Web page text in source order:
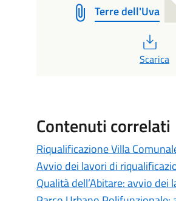
Terre dell'Uva
PDF
Scarica
Contenuti correlati
Riqualificazione Villa
Avvio dei lavori di
Qualità dell’Abitare: avvio